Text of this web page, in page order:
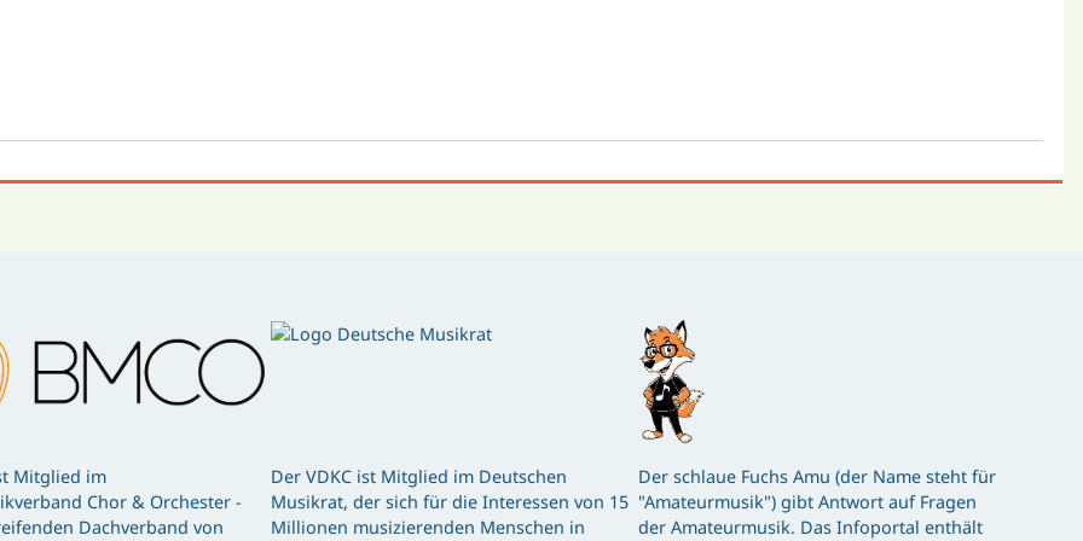
Mitglied im
Chor & Orchester -
Dachverband von
Der VDKC ist Mitglied im Deutschen
Musikrat, der sich für die Interessen von 15
Millionen musizierenden Menschen in
Der schlaue Fuchs Amu (der Name steht für
"Amateurmusik") gibt Antwort auf Fragen
der Amateurmusik. Das Infoportal enthält